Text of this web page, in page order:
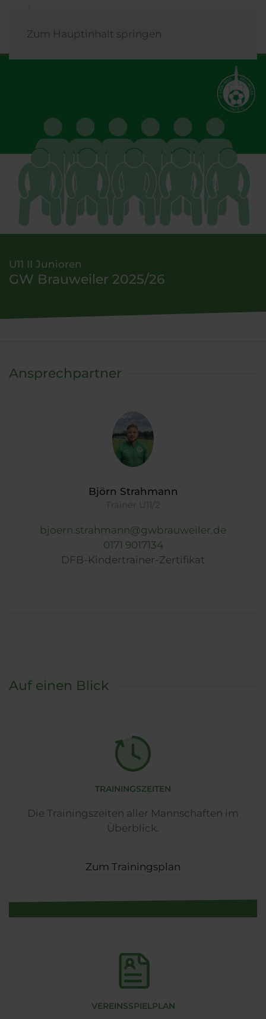
Zum Hauptinhalt springen
U11 II Junioren
GW Brauweiler 2025/26
Ansprechpartner
Björn Strahmann
Trainer U11/2
bjoern.strahmann@gwbrauweiler.de
0171 9017134
DFB-Kindertrainer-Zertifikat
Auf einen Blick
TRAININGSZEITEN
Die Trainingszeiten aller Mannschaften im
Überblick.
Zum Trainingsplan
VEREINSSPIELPLAN